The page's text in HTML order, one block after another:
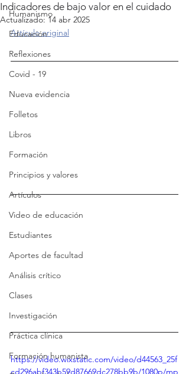
Humanismo
Educación
Reflexiones
Covid - 19
Nueva evidencia
Folletos
Libros
Formación
Principios y valores
Artículos
Video de educación
Estudiantes
Aportes de facultad
Análisis crítico
Clases
Investigación
Práctica clínica
Formación humanista
Indicadores de bajo valor en el cuidado
Actualizado:14 abr 2025
Artículo original
https://video.wixstatic.com/video/d44563_25f
cd296abf343b59d87669dc278bb9b/1080p/mp